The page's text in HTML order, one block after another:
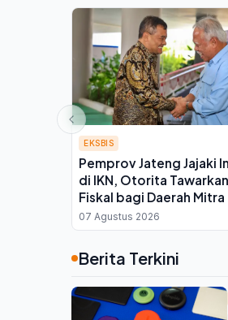
EKSBIS
Pemprov Jateng Jajaki
di IKN, Otorita
Fiskal bagi Daerah Mitra
07 Agustus 2026
Berita Terkini